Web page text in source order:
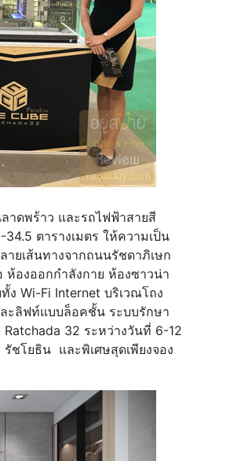
าดพร้าว และรถไฟฟ้าสายสี
ตารางเมตร ให้ความเป็น
ายเส้นทางจากถนนรัชดาภิเษก
ห้องออกกำลังกาย ห้องซาวน่า
Wi-Fi Internet บริเวณโถง
ะลิฟท์แบบล็อคชั้น ระบบรักษา
32 ระหว่างวันที่ 6-12
ชโยธิน และพิเศษสุดเพียงจอง